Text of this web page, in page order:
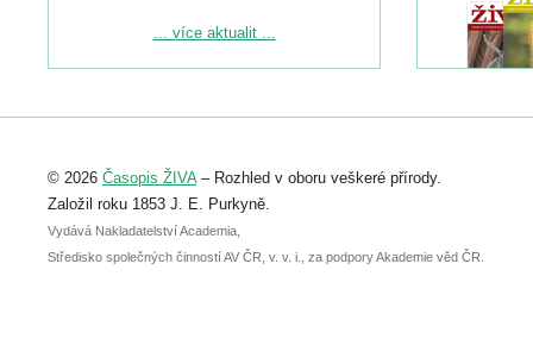
Podrobnější informace ke konferenci
Registrovat se můžete do 6. září.
abstraktu přihlášené přednášky nebo
posteru je už 30. června.
... více aktualit ...
© 2026 Časopis ŽIVA– Rozhled v oboru veškeré přírody.
Založil roku 1853 J. E. Purkyně.
Vydává Nakladatelství Academia,
Středisko společných činností AV ČR, v. v. i., za podpory Akademie věd ČR.